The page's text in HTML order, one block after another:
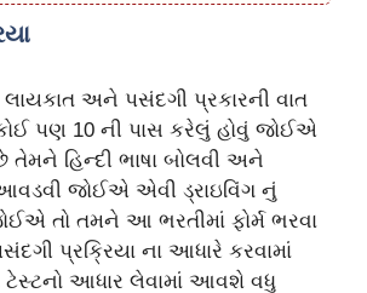
લાયકાત અને પસંદગી પ્રકારની વાત
પણ 10 ની પાસ કરેલું હોવું જોઈએ
તેમને હિન્દી ભાષા બોલવી અને
જોઈએ એવી ડ્રાઇવિંગ નું
તો તમને આ ભરતીમાં ફોર્મ ભરવા
પ્રક્રિયા ના આધારે કરવામાં
આધાર લેવામાં આવશે વધુ